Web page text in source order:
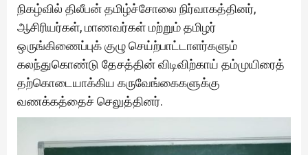
நிகழ்வில் திலீபன் தமிழ்ச்சோலை நிர்வாகத்தினர்,
ஆசிரியர்கள், மாணவர்கள் மற்றும் தமிழர்
ஒருங்கிணைப்புக் குழு செய்ற்பாட்டாளர்களும்
கலந்துகொண்டு தேசத்தின் விடிவிற்காய் தம்முயிரைத்
தற்கொடையாக்கிய கருவேங்கைகளுக்கு
வணக்கத்தைச் செலுத்தினர்.